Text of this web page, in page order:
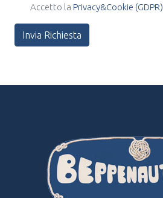
Accetto la Privacy&Cookie (GDPR)
Invia Richiesta